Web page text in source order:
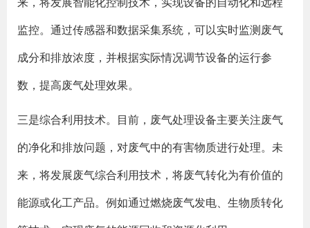
监控。通过传感器和数据采集系统，可以实时监测废气
成分和排放浓度，并根据实际情况调节设备的运行参
数，提高废气处理效果。
三是综合利用技术。目前，废气处理设备主要关注废气
的净化和排放问题，对废气中的有害物质进行处理。未
来，将发展废气综合利用技术，将废气转化为有价值的
能源或化工产品。例如通过燃烧废气发电、生物质转化